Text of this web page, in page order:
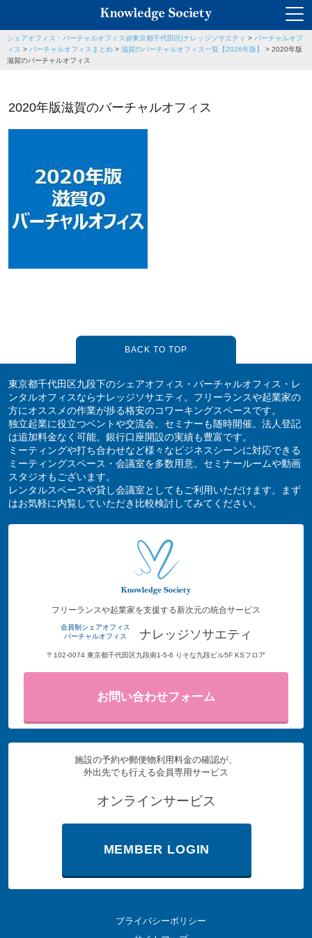
シェアオフィス・バーチャルオフィス@東京都千代田区|ナレッジソサエティ > バーチャルオフ
ィス > バーチャルオフィスまとめ > 滋賀のバーチャルオフィス一覧【2026年版】 > 2020年版
滋賀のバーチャルオフィス
2020年版滋賀のバーチャルオフィス
BACK TO TOP
東京都千代田区九段下のシェアオフィス・バーチャルオフィス・レ
ンタルオフィスならナレッジソサエティ。フリーランスや起業家の
方にオススメの作業が捗る格安のコワーキングスペースです。
独立起業に役立つベントや交流会、セミナーも随時開催。法人登記
は追加料金なく可能。銀行口座開設の実績も豊富です。
ミーティングや打ち合わせなど様々なビジネスシーンに対応できる
ミーティングスペース・会議室を多数用意。セミナールームや動画
スタジオもございます。
レンタルスペースや貸し会議室としてもご利用いただけます。まず
はお気軽に内覧していただき比較検討してみてください。
フリーランスや起業家を支援する新次元の統合サービス
会員制シェアオフィス
バーチャルオフィス
ナレッジソサエティ
〒102-0074 東京都千代田区九段南1-5-6 りそな九段ビル5F KSフロア
お問い合わせフォーム
施設の予約や郵便物利用料金の確認が、
外出先でも行える会員専用サービス
オンラインサービス
MEMBER LOGIN
プライバシーポリシー